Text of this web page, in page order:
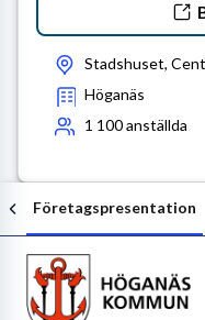
Stadshuset,
Höganäs
1 100anställda
Företagspresentation